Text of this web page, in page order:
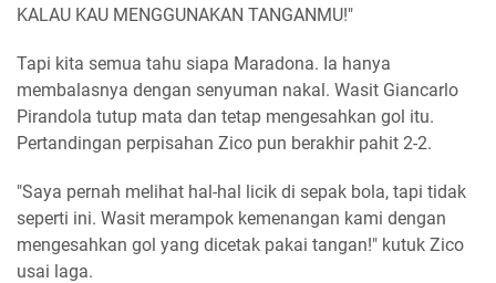
KALAU KAU MENGGUNAKAN TANGANMU!"
Tapi kita semua tahu siapa Maradona. Ia hanya
membalasnya dengan senyuman nakal. Wasit Giancarlo
Pirandola tutup mata dan tetap mengesahkan gol itu.
Pertandingan perpisahan Zico pun berakhir pahit 2-2.
"Saya pernah melihat hal-hal licik di sepak bola, tapi tidak
seperti ini. Wasit merampok kemenangan kami dengan
mengesahkan gol yang dicetak pakai tangan!" kutuk Zico
usai laga.